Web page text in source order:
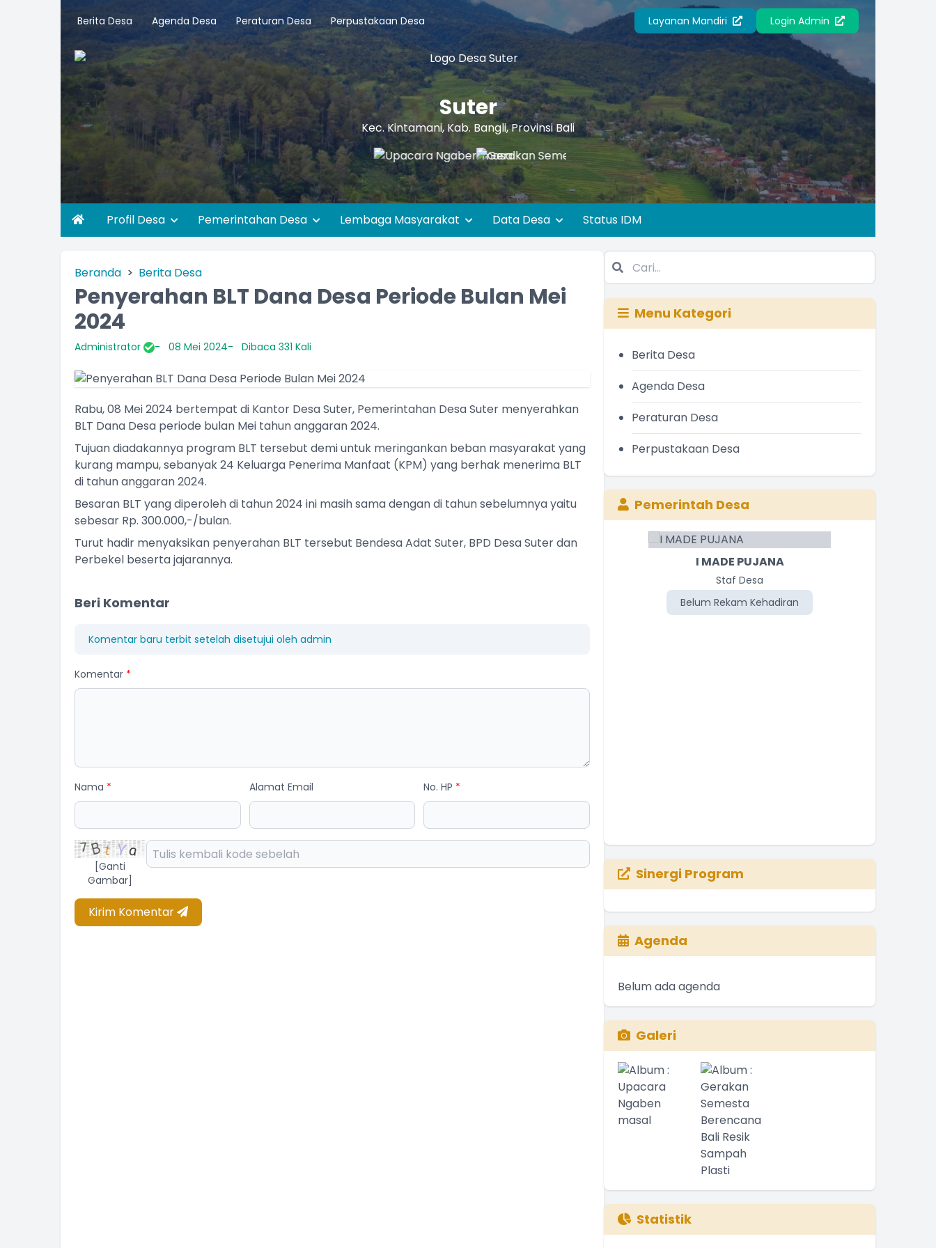
Berita Desa Agenda Desa Peraturan Desa Perpustakaan Desa Layanan Mandiri Login Admin
Suter
Kec. Kintamani, Kab. Bangli, Provinsi Bali
Profil Desa Pemerintahan Desa Lembaga Masyarakat Data Desa Status IDM
Beranda Berita Desa
Penyerahan BLT Dana Desa Periode Bulan Mei
2024
Administrator 08 Mei 2024 Dibaca 331 Kali
Rabu, 08 Mei 2024 bertempat di Kantor Desa Suter, Pemerintahan Desa Suter menyerahkan
BLT Dana Desa periode bulan Mei tahun anggaran 2024.
Tujuan diadakannya program BLT tersebut demi untuk meringankan beban masyarakat yang
kurang mampu, sebanyak 24 Keluarga Penerima Manfaat (KPM) yang berhak menerima BLT
di tahun anggaran 2024.
Besaran BLT yang diperoleh di tahun 2024 ini masih sama dengan di tahun sebelumnya yaitu
sebesar Rp. 300.000,-/bulan.
Turut hadir menyaksikan penyerahan BLT tersebut Bendesa Adat Suter, BPD Desa Suter dan
Perbekel beserta jajarannya.
Beri Komentar
Komentar baru terbit setelah disetujui oleh admin
Komentar *
Nama * Alamat Email No. HP *
[Ganti
Gambar]
Kirim Komentar
Menu Kategori
Berita Desa
Agenda Desa
Peraturan Desa
Perpustakaan Desa
Pemerintah Desa
NI NENGAH RASTITI
Anggota BPD
Belum Rekam Kehadiran
I MADE PUJANA
Staf Desa
Belum Rekam Kehadiran
Sinergi Program
Agenda
Belum ada agenda
Galeri
Statistik